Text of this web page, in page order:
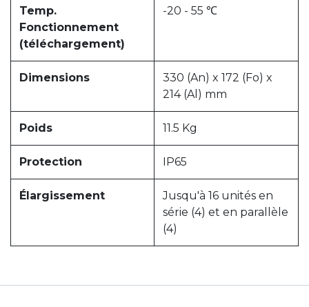
Temp.
Fonctionnement
(téléchargement)
-20 - 55 ℃
Dimensions
330 (An) x 172 (Fo) x
214 (Al) mm
Poids 11.5 Kg
Protection IP65
Élargissement
Jusqu'à 16 unités en
série (4) et en parallèle
(4)